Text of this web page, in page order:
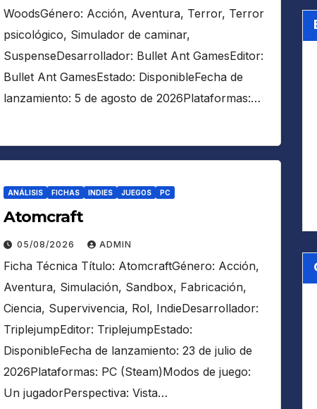
WoodsGénero: Acción, Aventura, Terror, Terror
psicológico, Simulador de caminar,
SuspenseDesarrollador: Bullet Ant GamesEditor:
Bullet Ant GamesEstado: DisponibleFecha de
lanzamiento: 5 de agosto de 2026Plataformas:…
ANÁLISIS FICHAS INDIES JUEGOS PC
Atomcraft
05/08/2026 ADMIN
Ficha Técnica Título: AtomcraftGénero: Acción,
Aventura, Simulación, Sandbox, Fabricación,
Ciencia, Supervivencia, Rol, IndieDesarrollador:
TriplejumpEditor: TriplejumpEstado:
DisponibleFecha de lanzamiento: 23 de julio de
2026Plataformas: PC (Steam)Modos de juego:
Un jugadorPerspectiva: Vista…